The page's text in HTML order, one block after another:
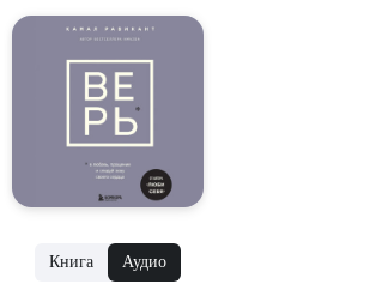
Книга Аудио